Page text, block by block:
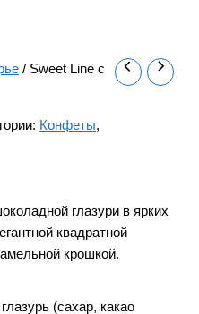
/ Sweet Line с
Конфеты,
глазури в ярких
квадратной
крошкой.
(сахар, какао